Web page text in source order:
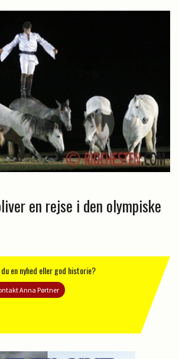
en rejse i den olympiske
en nyhed eller god historie?
Anna Pørtner